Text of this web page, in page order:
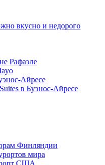
вкусно и недорого
Рафаэле
Айресе
в Буэнос-Айресе
Финляндии
мира
США